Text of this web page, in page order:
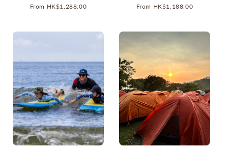
原
From HK$1,288.00
原
From HK$1,188.00